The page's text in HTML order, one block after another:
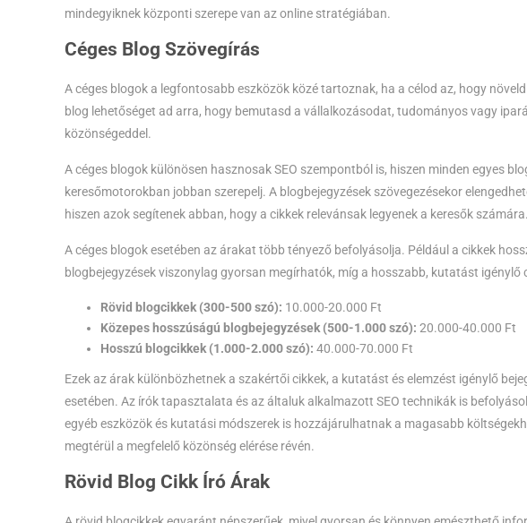
mindegyiknek központi szerepe van az online stratégiában.
Céges Blog Szövegírás
A céges blogok a legfontosabb eszközök közé tartoznak, ha a célod az, hogy
blog lehetőséget ad arra, hogy bemutasd a vállalkozásodat, tudományos vagy
közönségeddel.
A céges blogok különösen hasznosak SEO szempontból is, hiszen minden egyes
keresőmotorokban jobban szerepelj. A blogbejegyzések szövegezésekor
hiszen azok segítenek abban, hogy a cikkek relevánsak legyenek a keresők számára.
A céges blogok esetében az árakat több tényező befolyásolja. Például a cikkek
blogbejegyzések viszonylag gyorsan megírhatók, míg a hosszabb, kutatást igénylő
Rövid blogcikkek (300-500 szó): 10.000-20.000 Ft
Közepes hosszúságú blogbejegyzések (500-1.000 szó): 20.000-40.000 Ft
Hosszú blogcikkek (1.000-2.000 szó): 40.000-70.000 Ft
Ezek az árak különbözhetnek a szakértői cikkek, a kutatást és elemzést igénylő
esetében. Az írók tapasztalata és az általuk alkalmazott SEO technikák is
egyéb eszközök és kutatási módszerek is hozzájárulhatnak a magasabb
megtérül a megfelelő közönség elérése révén.
Rövid Blog Cikk Író Árak